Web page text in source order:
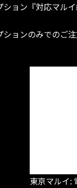
ョン『対応マル
ョンのみでのご
東京マルイ: